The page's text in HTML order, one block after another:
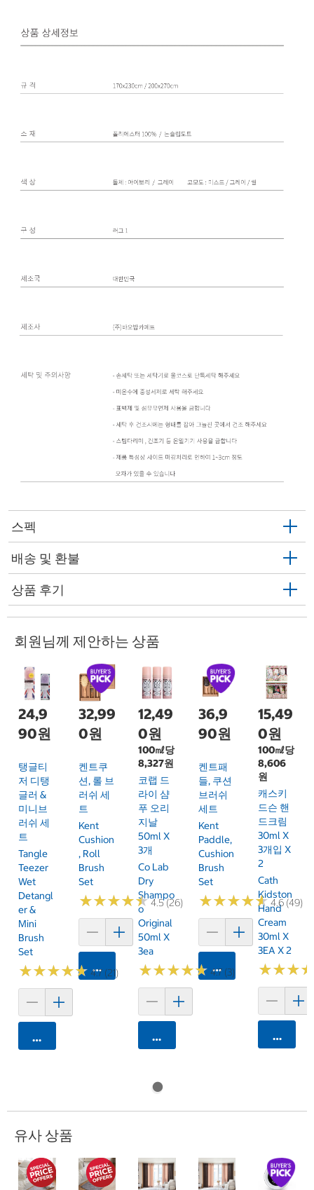
스펙
배송 및 환불
상품 후기
회원님께 제안하는 상품
24,9
90원
탱글티
저 디탱
글러 &
미니브
러쉬 세
트
Tangle
Teezer
Wet
Detangl
Er &
Mini
Brush
Set
★★★★★
★★★★★ 4.7 (21)
카트에 담기
32,99
0원
켄트쿠
션, 롤 브
러쉬 세
트
Kent
Cushion
, Roll
Brush
Set
★★★★★
★★★★★4.5 (26)
카트에 담기
12,49
0원
100㎖당
8,327원
코랩 드
라이 샴
푸 오리
지날
50ml X
3개
Co Lab
Dry
Shampo
O
Original
50ml X
3ea
★★★★★
★★★★★ 4.7 (3)
카트에 담기
36,9
90원
켄트패
들, 쿠션
브러쉬
세트
Kent
Paddle,
Cushion
Brush
Set
★★★★★
★★★★★4.6 (49)
카트에 담기
15,49
0원
100㎖당
8,606
원
캐스키
드슨 핸
드크림
30ml X
3개입 X
2
Cath
Kidston
Hand
Cream
30ml X
3EA X 2
★★★
★★★
카트에
유사 상품